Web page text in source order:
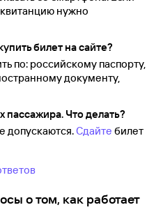
нужно
билет на сайте?
по: российскому паспорту,
документу,
Что делать?
допускаются.Сдайте билет
о том, как работает